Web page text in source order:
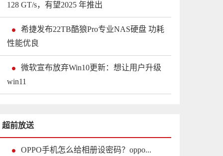
128 GT/s，有望2025 年推出
希捷发布22TB酷狼Pro专业NAS硬盘 功耗
性能优良
微软宣布放弃Win10更新：想让用户升级
win11
超前放送
OPPO手机怎么给相册设密码？oppo...